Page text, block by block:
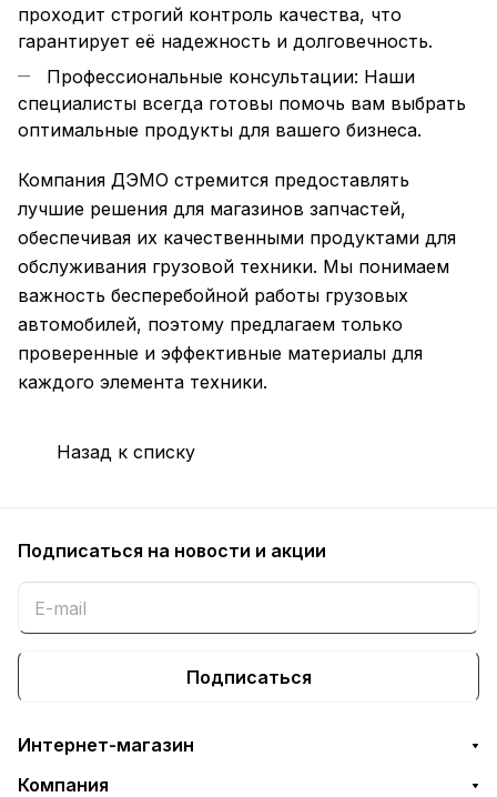
проходит строгий контроль качества, что
гарантирует её надежность и долговечность.
Профессиональные консультации: Наши
специалисты всегда готовы помочь вам выбрать
оптимальные продукты для вашего бизнеса.
Компания ДЭМО стремится предоставлять
лучшие решения для магазинов запчастей,
обеспечивая их качественными продуктами для
обслуживания грузовой техники. Мы понимаем
важность бесперебойной работы грузовых
автомобилей, поэтому предлагаем только
проверенные и эффективные материалы для
каждого элемента техники.
Назад к списку
Подписаться на новости и акции
Подписаться
Интернет-магазин
Компания